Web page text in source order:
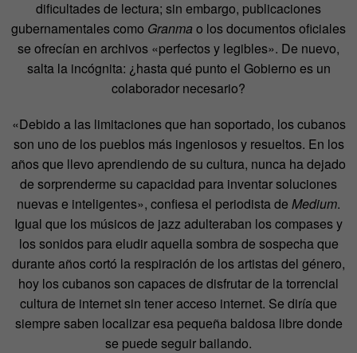
dificultades de lectura; sin embargo, publicaciones
gubernamentales como Granma o los documentos oficiales
se ofrecían en archivos «perfectos y legibles». De nuevo,
salta la incógnita: ¿hasta qué punto el Gobierno es un
colaborador necesario?
«Debido a las limitaciones que han soportado, los cubanos
son uno de los pueblos más ingeniosos y resueltos. En los
años que llevo aprendiendo de su cultura, nunca ha dejado
de sorprenderme su capacidad para inventar soluciones
nuevas e inteligentes», confiesa el periodista de Medium.
Igual que los músicos de jazz adulteraban los compases y
los sonidos para eludir aquella sombra de sospecha que
durante años cortó la respiración de los artistas del género,
hoy los cubanos son capaces de disfrutar de la torrencial
cultura de internet sin tener acceso internet. Se diría que
siempre saben localizar esa pequeña baldosa libre donde
se puede seguir bailando.